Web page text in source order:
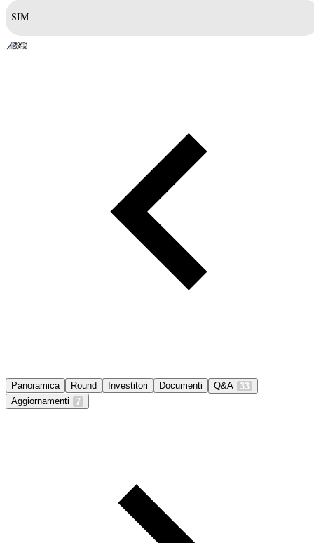
SIM
Panoramica Round Investitori Documenti Q&A 33
Aggiornamenti
7